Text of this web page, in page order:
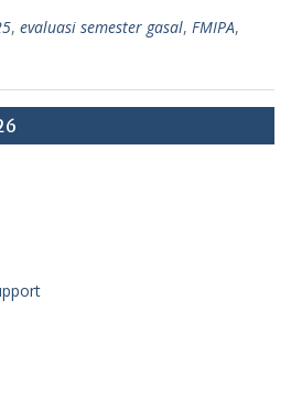
, evaluasi semester gasal, FMIPA,